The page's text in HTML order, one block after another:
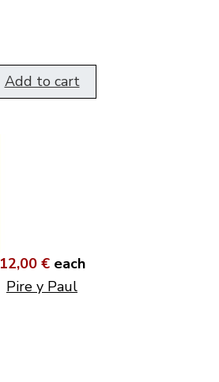
Add to cart
12,00 € each
Pire y Paul